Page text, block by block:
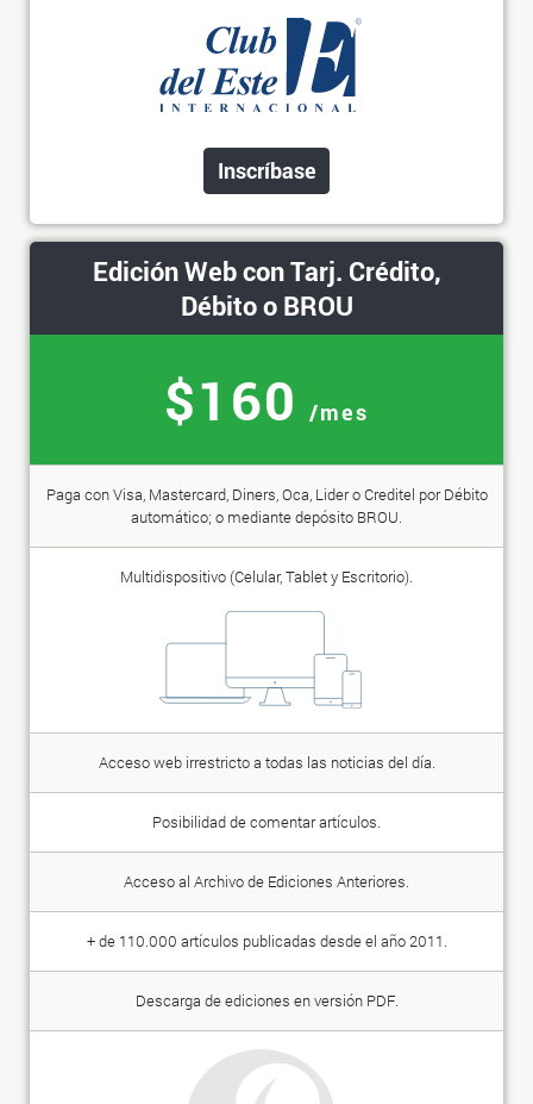
Inscríbase
Edición Web con Tarj. Crédito,
Débito o BROU
$160 /mes
Paga con Visa, Mastercard, Diners, Oca, Lider o Creditel por Débito
automático; o mediante depósito BROU.
Multidispositivo (Celular, Tablet y Escritorio).
Acceso web irrestricto a todas las noticias del día.
Posibilidad de comentar artículos.
Acceso al Archivo de Ediciones Anteriores.
+ de 110.000 artículos publicadas desde el año 2011.
Descarga de ediciones en versión PDF.